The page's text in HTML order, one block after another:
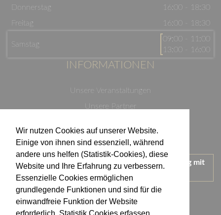
Wir nutzen Cookies auf unserer Website.
Einige von ihnen sind essenziell, während
andere uns helfen (Statistik-Cookies), diese
Website und Ihre Erfahrung zu verbessern.
Essenzielle Cookies ermöglichen
grundlegende Funktionen und sind für die
einwandfreie Funktion der Website
Donnerstag
16:00 - 18:30
Freitag
16:00 - 18:30
Samstag
09:00 - 11:00
13:00 - 16:00
INFORMATIONEN
Unsere Veranstaltungen
Unsere Partner
Impressum
Wir treten für einen verantwortungsvollen Umgang mit
Alkohol ein.
KONTAKT